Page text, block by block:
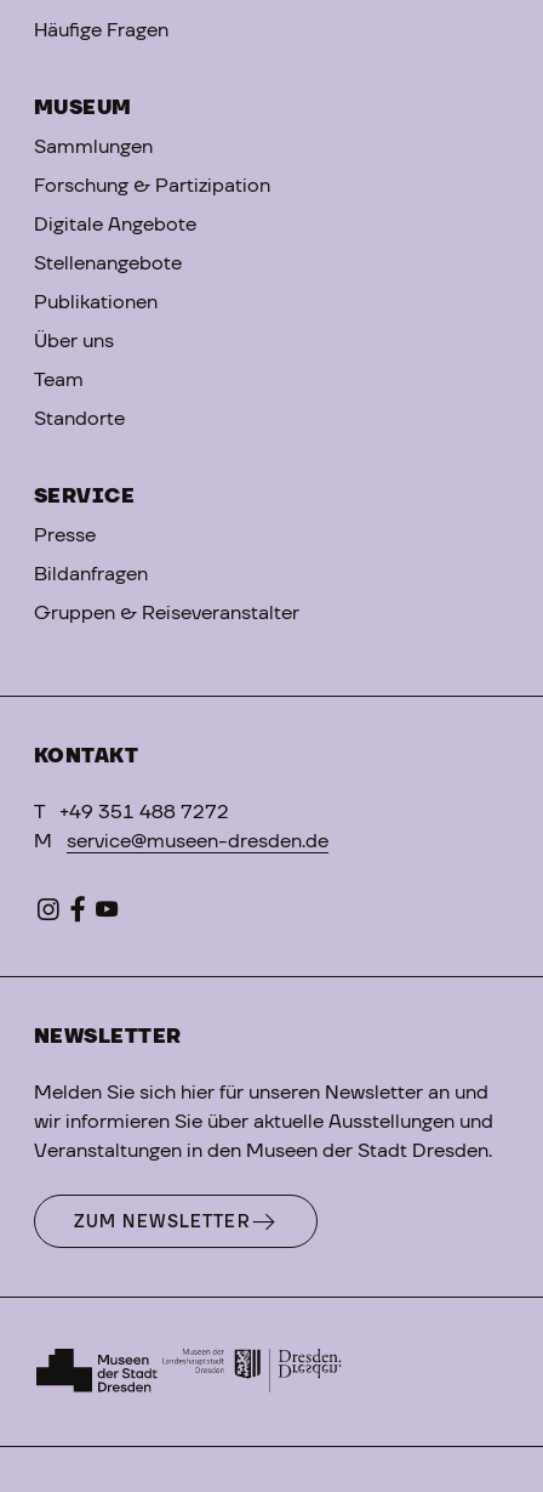
Häufige Fragen
MUSEUM
Sammlungen
Forschung & Partizipation
Digitale Angebote
Stellenangebote
Publikationen
Über uns
Team
Standorte
SERVICE
Presse
Bildanfragen
Gruppen & Reiseveranstalter
KONTAKT
T
+49 351 488 7272
M
service@museen-dresden.de
NEWSLETTER
Melden Sie sich hier für unseren Newsletter an und
wir informieren Sie über aktuelle Ausstellungen und
Veranstaltungen in den Museen der Stadt Dresden.
ZUM NEWSLETTER